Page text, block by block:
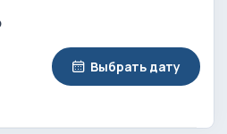
Выбрать дату